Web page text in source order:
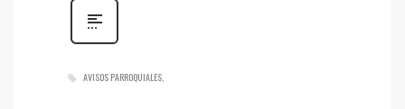
AVISOS PARROQUIALES